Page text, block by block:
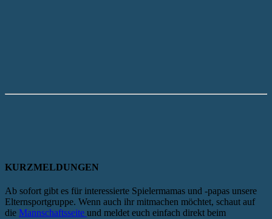
KURZMELDUNGEN
Ab sofort gibt es für interessierte Spielermamas und -papas unsere
Elternsportgruppe. Wenn auch ihr mitmachen möchtet, schaut auf
die Mannschaftsseite und meldet euch einfach direkt beim